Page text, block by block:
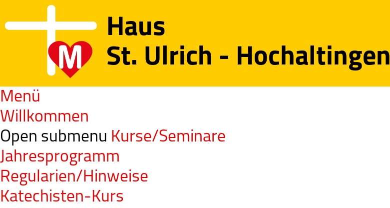
Haus
St. Ulrich - Hochaltingen
Menü
Willkommen
Open submenu Kurse/Seminare
Jahresprogramm
Regularien/Hinweise
Katechisten-Kurs